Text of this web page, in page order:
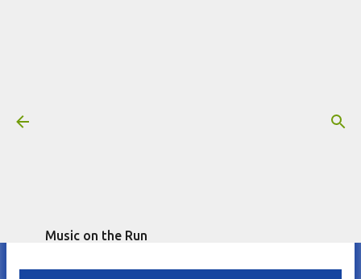
Music on the Run
Escute The Art of McCartney, disco